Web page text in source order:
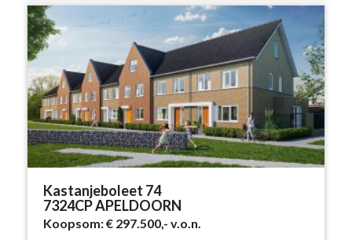
Kastanjeboleet 74
7324CP APELDOORN
Koopsom:€ 297.500,- v.o.n.